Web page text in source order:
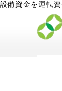
設備資金を運転